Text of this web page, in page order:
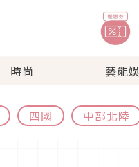
時尚 藝能
四國 中部北陸